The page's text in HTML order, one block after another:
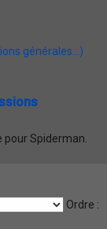
générales...)
pour Spiderman.
Ordre :